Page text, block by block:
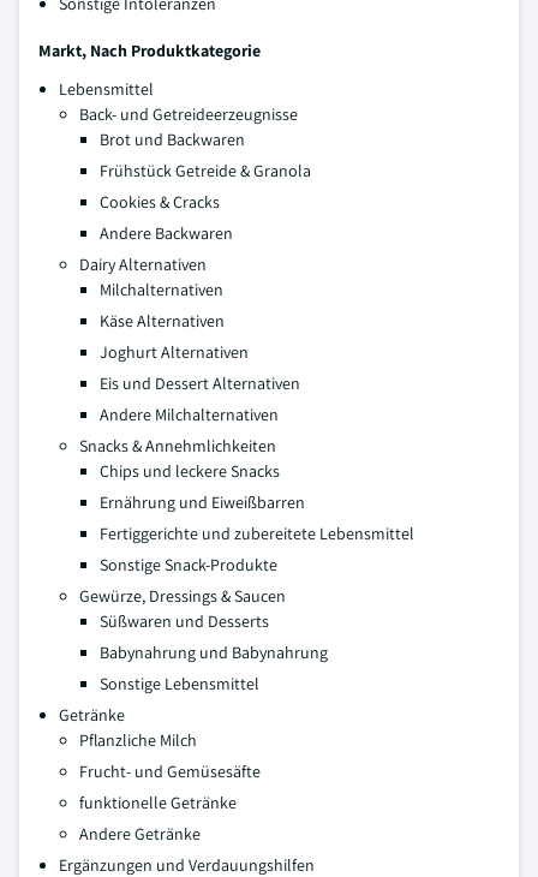
Markt, Nach Produktkategorie
Lebensmittel
Back- und Getreideerzeugnisse
Brot und Backwaren
Frühstück Getreide & Granola
Cookies & Cracks
Andere Backwaren
Dairy Alternativen
Milchalternativen
Käse Alternativen
Joghurt Alternativen
Eis und Dessert Alternativen
Andere Milchalternativen
Snacks & Annehmlichkeiten
Chips und leckere Snacks
Ernährung und Eiweißbarren
Fertiggerichte und zubereitete Lebensmittel
Sonstige Snack-Produkte
Gewürze, Dressings & Saucen
Süßwaren und Desserts
Babynahrung und Babynahrung
Sonstige Lebensmittel
Getränke
Pflanzliche Milch
Frucht- und Gemüsesäfte
funktionelle Getränke
Andere Getränke
Ergänzungen und Verdauungshilfen